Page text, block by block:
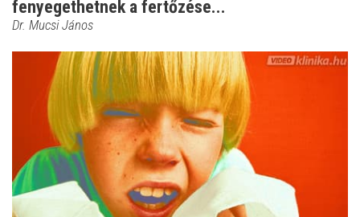
fenyegethetnek a fertőzése...
Dr. Mucsi János